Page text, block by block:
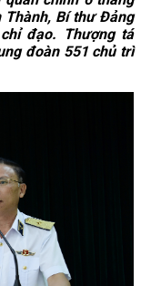
Thành, Bí thư Đảng
đạo. Thượng tá
đoàn 551 chủ trì